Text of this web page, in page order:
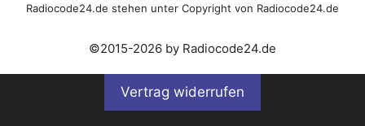
Radiocode24.de stehen unter Copyright von Radiocode24.de
©2015-2026 by Radiocode24.de
Vertrag widerrufen